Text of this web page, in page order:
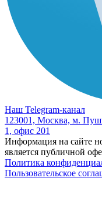
Наш Telegram-канал
123001, Москва, м.
1, офис 201
Информация на сайте
является публичной
Политика
Пользовательское